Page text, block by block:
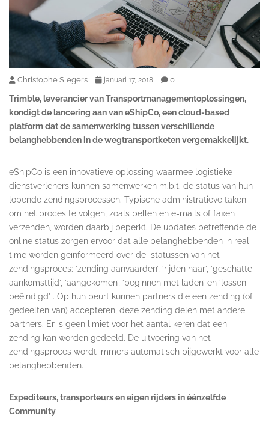
Christophe Slegers januari 17, 2018 0
Trimble, leverancier van Transportmanagementoplossingen,
kondigt de lancering aan van eShipCo, een cloud-based
platform dat de samenwerking tussen verschillende
belanghebbenden in de wegtransportketen vergemakkelijkt.
eShipCo is een innovatieve oplossing waarmee logistieke
dienstverleners kunnen samenwerken m.b.t. de status van hun
lopende zendingsprocessen. Typische administratieve taken
om het proces te volgen, zoals bellen en e-mails of faxen
verzenden, worden daarbij beperkt. De updates betreffende de
online status zorgen ervoor dat alle belanghebbenden in real
time worden geïnformeerd over de statussen van het
zendingsproces: ‘zending aanvaarden’, ‘rijden naar’, ‘geschatte
aankomsttijd’, ‘aangekomen’, ‘beginnen met laden’ en ‘lossen
beëindigd’ . Op hun beurt kunnen partners die een zending (of
gedeelten van) accepteren, deze zending delen met andere
partners. Er is geen limiet voor het aantal keren dat een
zending kan worden gedeeld. De uitvoering van het
zendingsproces wordt immers automatisch bijgewerkt voor alle
belanghebbenden.
Expediteurs, transporteurs en eigen rijders in éénzelfde
Community